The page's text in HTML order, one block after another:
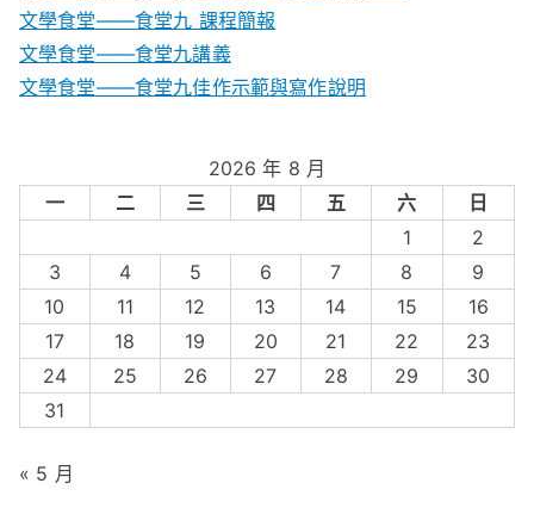
文學食堂——食堂九 課程簡報
文學食堂――食堂九講義
文學食堂——食堂九佳作示範與寫作說明
2026 年 8 月
一
二 三 四 五 六
日
1
2
3
4 5 6 7 8
9
10
11 12 13 14 15
16
17
18 19 20 21 22
23
24
25 26 27 28 29
30
31
« 5 月